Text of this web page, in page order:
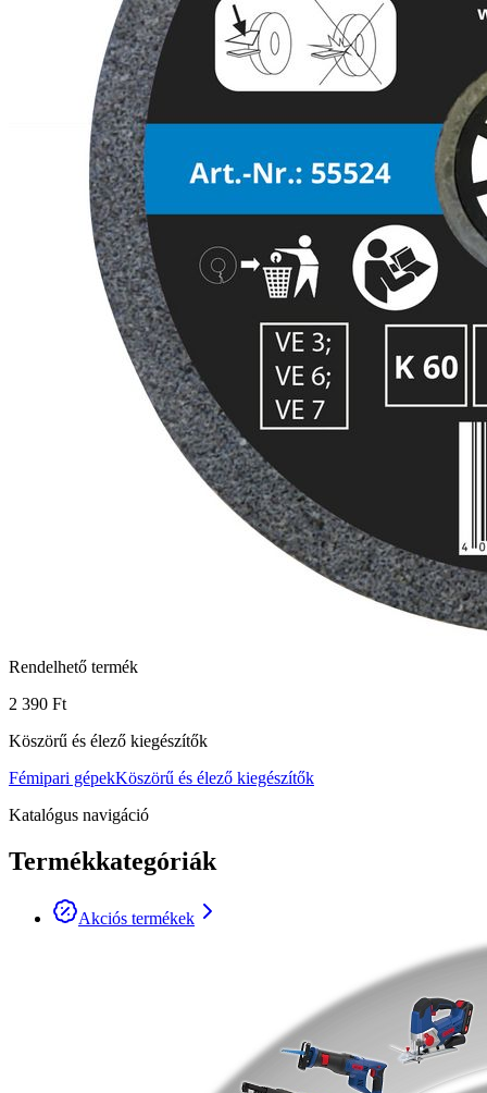
Rendelhető termék
2 390 Ft
Köszörű és élező kiegészítők
Fémipari gépekKöszörű és élező kiegészítők
Katalógus navigáció
Termékkategóriák
Akciós termékek